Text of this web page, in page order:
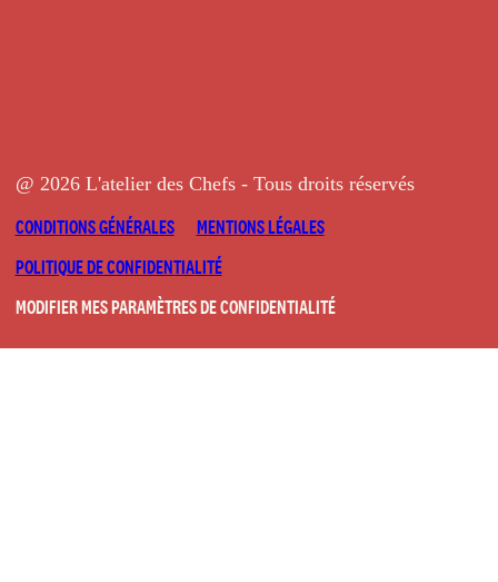
@ 2026 L'atelier des Chefs - Tous droits réservés
CONDITIONS GÉNÉRALES
MENTIONS LÉGALES
POLITIQUE DE CONFIDENTIALITÉ
MODIFIER MES PARAMÈTRES DE CONFIDENTIALITÉ